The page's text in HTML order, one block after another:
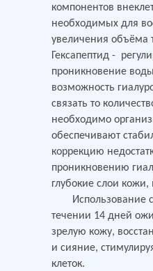
компонентов
необходимых для
увеличения объёма
Гексапептид -
проникновение
возможность
связать то
необходимо
обеспечивают
коррекцию
проникновению
глубокие слои
Использование
течении 14 дней
зрелую кожу,
и сияние,
клеток.